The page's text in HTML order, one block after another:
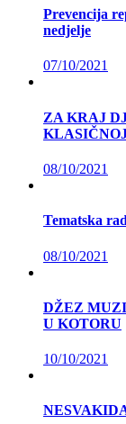
Prevencija
nedjelje
07/10/2021
ZA KRAJ
08/10/2021
Tematska
08/10/2021
DŽEZ
U KOTORU
10/10/2021